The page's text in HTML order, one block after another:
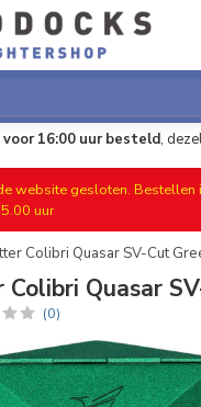
voor 16:00 uur besteld,
website gesloten.
uur
Colibri Quasar SV-Cut
Quasar
(0)